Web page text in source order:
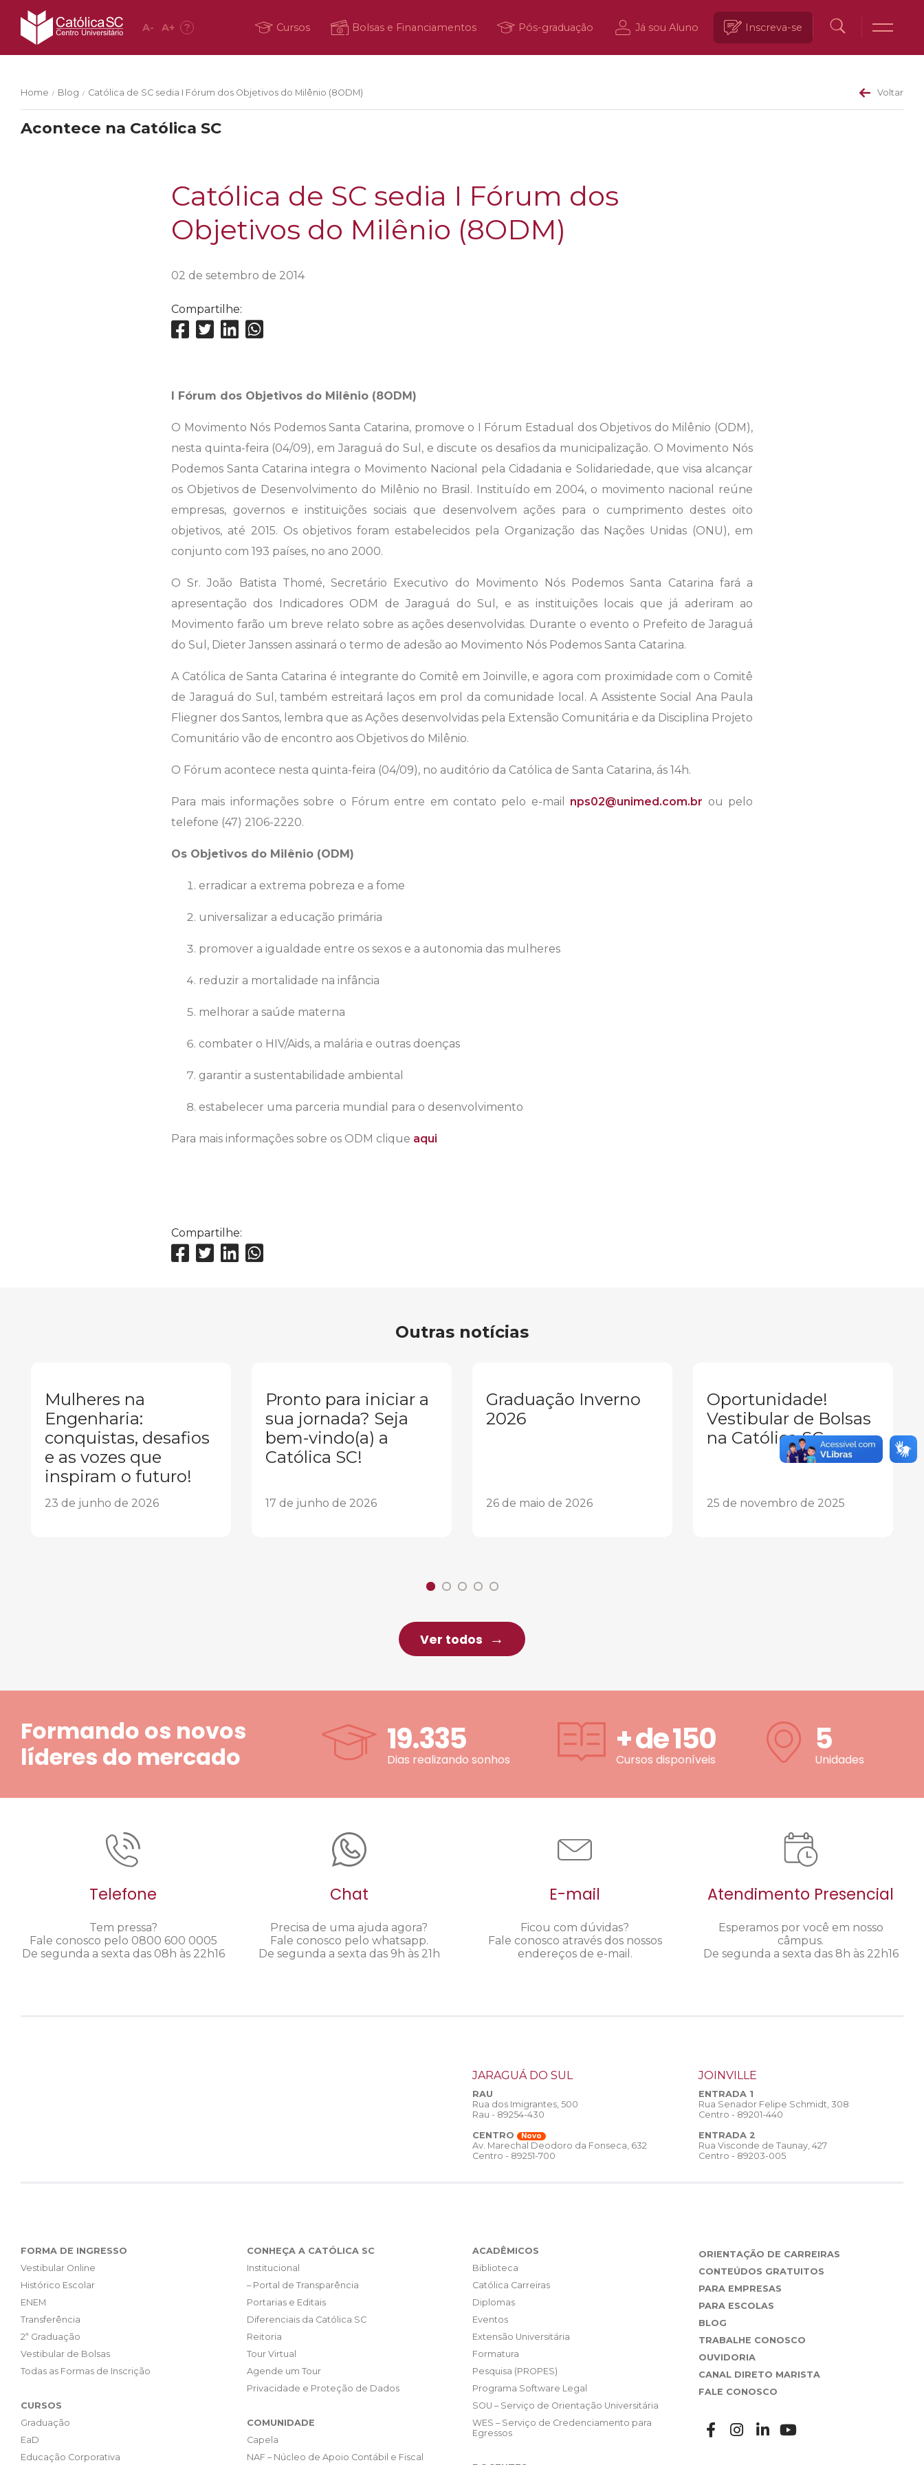
A- A+ ? Cursos Bolsas e Financiamentos Pós-graduação Já sou Aluno Inscreva-se
Home / Blog / Católica de SC sedia I Fórum dos Objetivos do Milênio (8ODM) Voltar
Acontece na Católica SC
Católica de SC sedia I Fórum dos
Objetivos do Milênio (8ODM)
02 de setembro de 2014
Compartilhe:
I Fórum dos Objetivos do Milênio (8ODM)
O Movimento Nós Podemos Santa Catarina, promove o I Fórum Estadual dos Objetivos do Milênio (ODM),
nesta quinta-feira (04/09), em Jaraguá do Sul, e discute os desafios da municipalização. O Movimento Nós
Podemos Santa Catarina integra o Movimento Nacional pela Cidadania e Solidariedade, que visa alcançar
os Objetivos de Desenvolvimento do Milênio no Brasil. Instituído em 2004, o movimento nacional reúne
empresas, governos e instituições sociais que desenvolvem ações para o cumprimento destes oito
objetivos, até 2015. Os objetivos foram estabelecidos pela Organização das Nações Unidas (ONU), em
conjunto com 193 países, no ano 2000.
O Sr. João Batista Thomé, Secretário Executivo do Movimento Nós Podemos Santa Catarina fará a
apresentação dos Indicadores ODM de Jaraguá do Sul, e as instituições locais que já aderiram ao
Movimento farão um breve relato sobre as ações desenvolvidas. Durante o evento o Prefeito de Jaraguá
do Sul, Dieter Janssen assinará o termo de adesão ao Movimento Nós Podemos Santa Catarina.
A Católica de Santa Catarina é integrante do Comitê em Joinville, e agora com proximidade com o Comitê
de Jaraguá do Sul, também estreitará laços em prol da comunidade local. A Assistente Social Ana Paula
Fliegner dos Santos, lembra que as Ações desenvolvidas pela Extensão Comunitária e da Disciplina Projeto
Comunitário vão de encontro aos Objetivos do Milênio.
O Fórum acontece nesta quinta-feira (04/09), no auditório da Católica de Santa Catarina, ás 14h.
Para mais informações sobre o Fórum entre em contato pelo e-mail nps02@unimed.com.br ou pelo
telefone (47) 2106-2220.
Os Objetivos do Milênio (ODM)
erradicar a extrema pobreza e a fome
universalizar a educação primária
promover a igualdade entre os sexos e a autonomia das mulheres
reduzir a mortalidade na infância
melhorar a saúde materna
combater o HIV/Aids, a malária e outras doenças
garantir a sustentabilidade ambiental
estabelecer uma parceria mundial para o desenvolvimento
Para mais informações sobre os ODM clique aqui
Compartilhe:
Outras notícias
Mulheres na
Engenharia:
conquistas, desafios
e as vozes que
inspiram o futuro!
23 de junho de 2026
Pronto para iniciar a
sua jornada? Seja
bem-vindo(a) a
Católica SC!
17 de junho de 2026
Graduação Inverno
2026
26 de maio de 2026
Oportunidade!
Vestibular de Bolsas
na Católica SC
25 de novembro de 2025
Ver todos
Formando os novos
líderes do mercado
19.335
Dias realizando sonhos
+ de150
Cursos disponíveis
5
Unidades
Telefone
Tem pressa?
Fale conosco pelo 0800 600 0005
De segunda a sexta das 08h às 22h16
Chat
Precisa de uma ajuda agora?
Fale conosco pelo whatsapp.
De segunda a sexta das 9h às 21h
E-mail
Ficou com dúvidas?
Fale conosco através dos nossos
endereços de e-mail.
Atendimento Presencial
Esperamos por você em nosso
câmpus.
De segunda a sexta das 8h às 22h16
JARAGUÁ DO SUL
RAU
Rua dos Imigrantes, 500
Rau - 89254-430
CENTRO
Novo
Av. Marechal Deodoro da Fonseca, 632
Centro - 89251-700
JOINVILLE
ENTRADA 1
Rua Senador Felipe Schmidt, 308
Centro - 89201-440
ENTRADA 2
Rua Visconde de Taunay, 427
Centro - 89203-005
FORMA DE INGRESSO
Vestibular Online
Histórico Escolar
ENEM
Transferência
2ª Graduação
Vestibular de Bolsas
Todas as Formas de Inscrição
CURSOS
Graduação
EaD
Educação Corporativa
CONHEÇA A CATÓLICA SC
Institucional
– Portal de Transparência
Portarias e Editais
Diferenciais da Católica SC
Reitoria
Tour Virtual
Agende um Tour
Privacidade e Proteção de Dados
COMUNIDADE
Capela
NAF – Núcleo de Apoio Contábil e Fiscal
ACADÊMICOS
Biblioteca
Católica Carreiras
Diplomas
Eventos
Extensão Universitária
Formatura
Pesquisa (PROPES)
Programa Software Legal
SOU – Serviço de Orientação Universitária
WES – Serviço de Credenciamento para
Egressos
ORIENTAÇÃO DE CARREIRAS
CONTEÚDOS GRATUITOS
PARA EMPRESAS
PARA ESCOLAS
BLOG
TRABALHE CONOSCO
OUVIDORIA
CANAL DIRETO MARISTA
FALE CONOSCO